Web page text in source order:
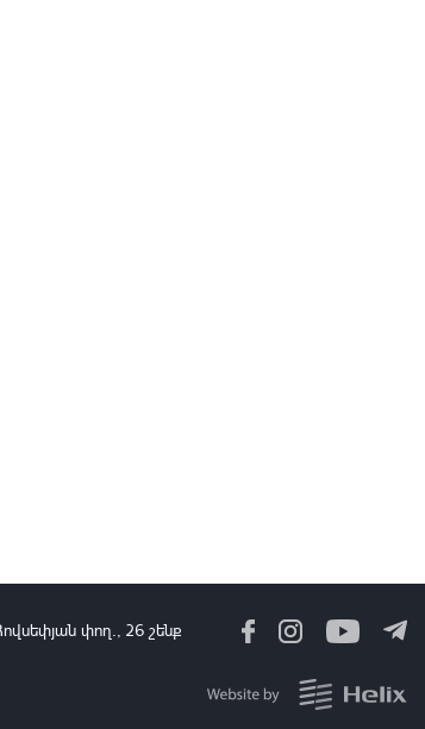
Հայաստանի»՝ ՀՀ միջազգայնորեն ճանաչված
փող., 26 շենք